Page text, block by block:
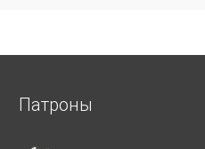
Патроны